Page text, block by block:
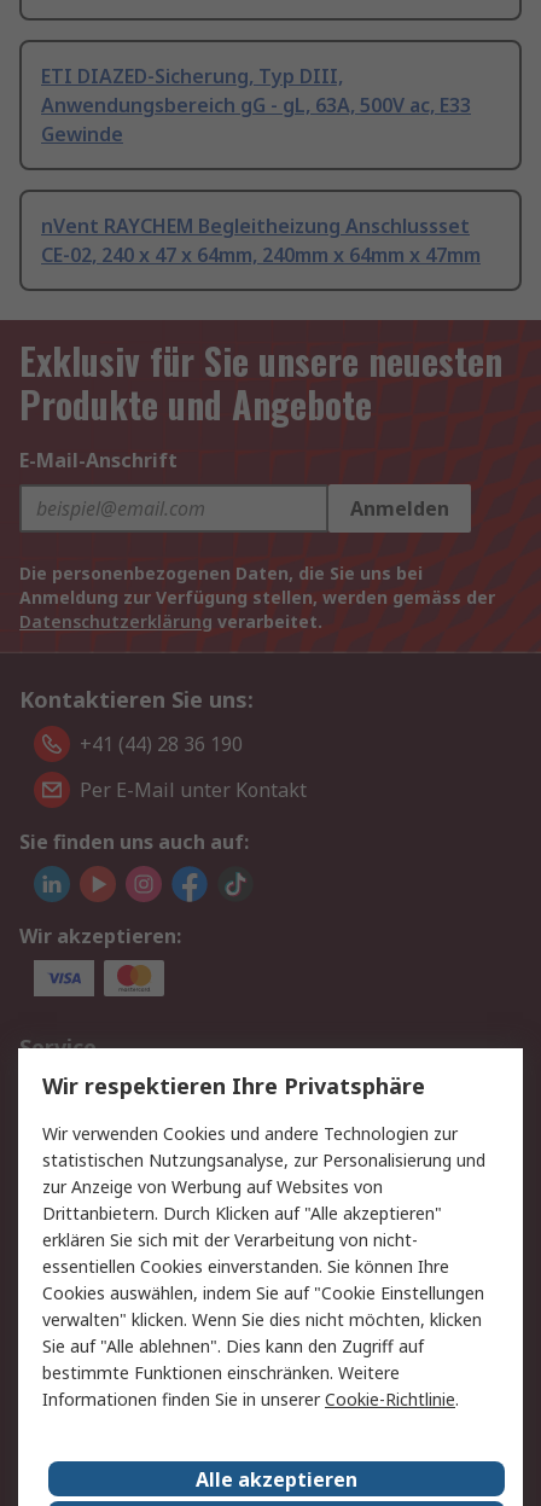
ETI DIAZED-Sicherung, Typ DIII,
Anwendungsbereich gG - gL, 63A, 500V ac, E33
Gewinde
nVent RAYCHEM Begleitheizung Anschlussset
CE-02, 240 x 47 x 64mm, 240mm x 64mm x 47mm
Exklusiv für Sie unsere neuesten
Produkte und Angebote
E-Mail-Anschrift
Anmelden
Die personenbezogenen Daten, die Sie uns bei
Anmeldung zur Verfügung stellen, werden gemäss der
Datenschutzerklärung verarbeitet.
Kontaktieren Sie uns:
+41 (44) 28 36 190
Per E-Mail unter Kontakt
Sie finden uns auch auf:
Wir akzeptieren:
Service
Value Added Services
Lieferlösungen
Rücksendungen
Kontakt
Hilfe
Rechtliches
AGB
Datenschutz
Cookie-Richtlinie
Zahlungsbedingungen
Copyright/Impressum
Über RS
Karriere bei RS
Nachhaltigkeit
Wir respektieren Ihre Privatsphäre
Wir verwenden Cookies und andere Technologien zur
statistischen Nutzungsanalyse, zur Personalisierung und
zur Anzeige von Werbung auf Websites von
Drittanbietern. Durch Klicken auf "Alle akzeptieren"
erklären Sie sich mit der Verarbeitung von nicht-
essentiellen Cookies einverstanden. Sie können Ihre
Cookies auswählen, indem Sie auf "Cookie Einstellungen
verwalten" klicken. Wenn Sie dies nicht möchten, klicken
Sie auf "Alle ablehnen". Dies kann den Zugriff auf
bestimmte Funktionen einschränken. Weitere
Informationen finden Sie in unsererCookie-Richtlinie.
Alle akzeptieren